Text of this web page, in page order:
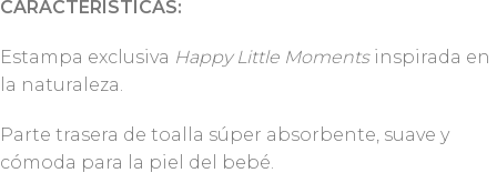
CARACTERÍSTICAS:
Estampa exclusiva Happy Little Momentsinspirada en
la naturaleza.
Parte trasera de toalla súper absorbente, suave y
cómoda para la piel del bebé.